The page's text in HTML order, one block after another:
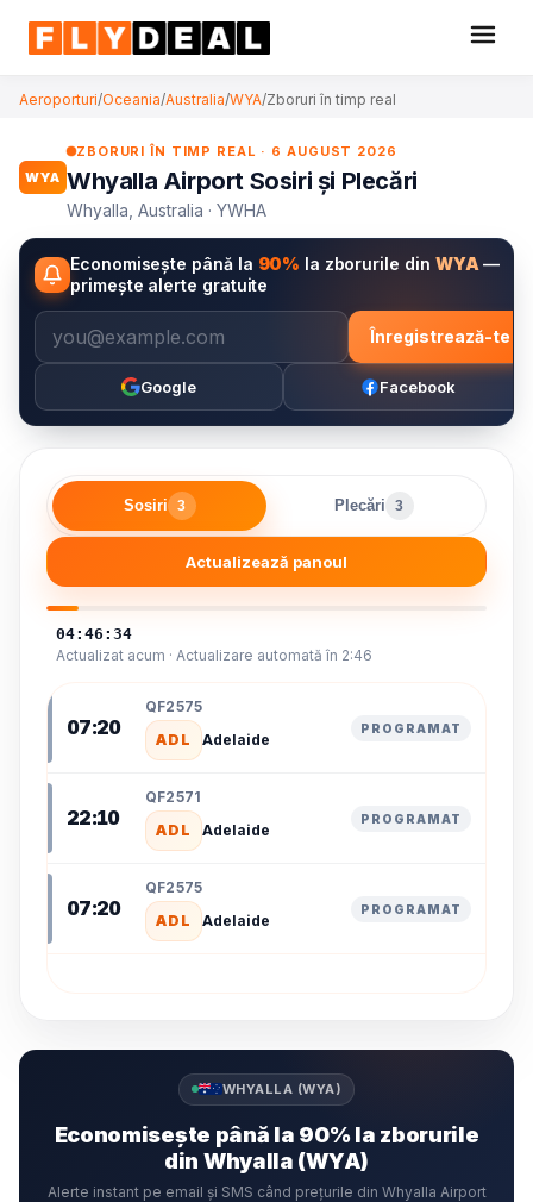
Aeroporturi/Oceania/Australia/WYA/Zboruri în timp real
WYA
ZBORURI ÎN TIMP REAL · 6 AUGUST 2026
Whyalla Airport Sosiri și Plecări
Whyalla, Australia · YWHA
Economisește până la 90% la zborurile din WYA —
primește alerte gratuite
Înregistrează-te
Google Facebook
Sosiri 3 Plecări 3
Actualizează panoul
04:46:34
Actualizat acum · Actualizare automată în 2:46
07:20
QF2575
ADL
Adelaide
PROGRAMAT
22:10
QF2571
ADL
Adelaide
PROGRAMAT
07:20
QF2575
ADL
Adelaide
PROGRAMAT
WHYALLA (WYA)
Economisește până la 90% la zborurile
din Whyalla (WYA)
Alerte instant pe email și SMS când prețurile din Whyalla Airport